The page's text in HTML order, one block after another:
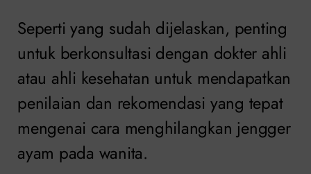
Seperti yang sudah dijelaskan, penting
untuk berkonsultasi dengan dokter ahli
atau ahli kesehatan untuk mendapatkan
penilaian dan rekomendasi yang tepat
mengenai cara menghilangkan jengger
ayam pada wanita.